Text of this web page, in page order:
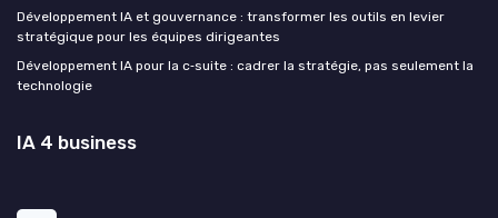
Développement IA et gouvernance : transformer les outils en levier
stratégique pour les équipes dirigeantes
Développement IA pour la c‑suite : cadrer la stratégie, pas seulement la
technologie
IA 4 business